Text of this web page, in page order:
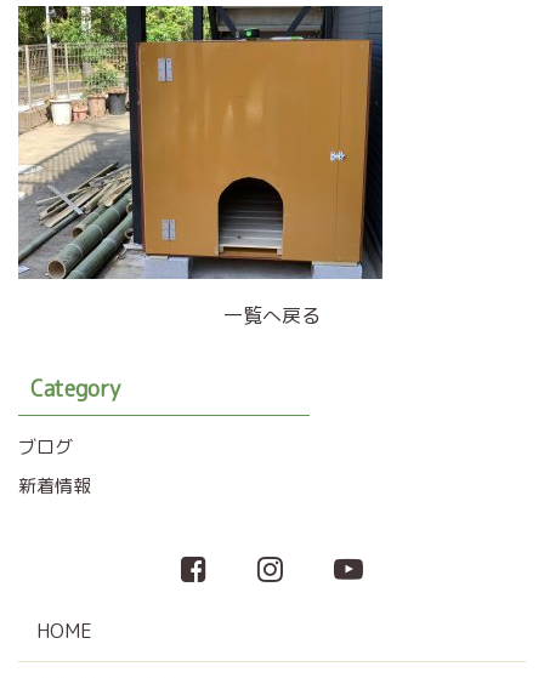
一覧へ戻る
Category
ブログ
新着情報
HOME